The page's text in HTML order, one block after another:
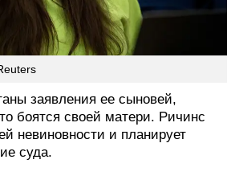
заявления ее сыновей,
боятся своей матери. Ричинс
невиновности и планирует
суда.